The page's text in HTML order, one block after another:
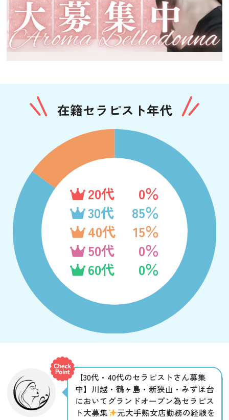
在籍セラピスト年代
20代
0％
30代
85％
40代
15％
50代
0％
60代
0％
【30代・40代のセラピストさん募集
中】川越・鶴ヶ島・新狭山・みずほ台
においてグランドオープン為セラピス
ト大募集
元大手熟女店勤務の経験を